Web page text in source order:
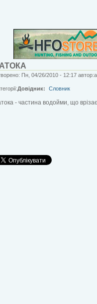
Пн, 04/26/2010 - 12:17
Довідник: Словник
- частина водойми, що